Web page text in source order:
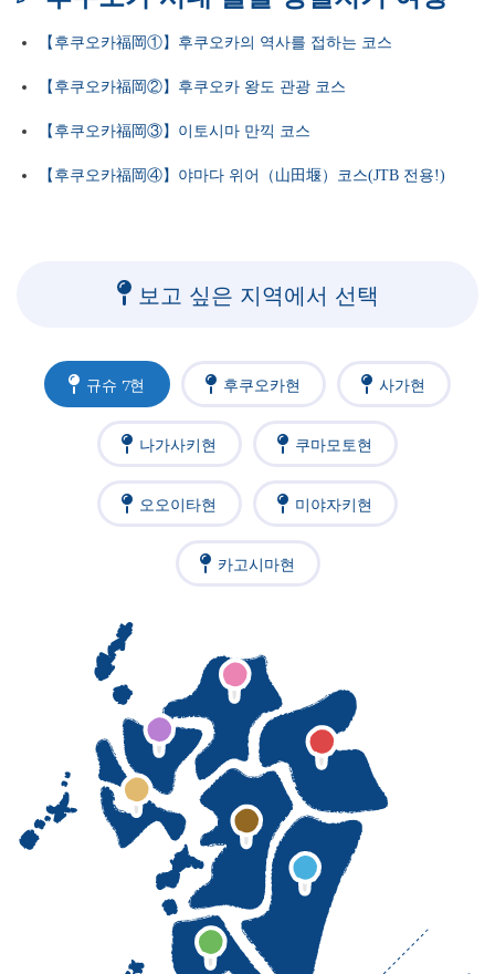
【후쿠오카福岡①】후쿠오카의 역사를 접하는 코스
【후쿠오카福岡②】후쿠오카 왕도 관광 코스
【후쿠오카福岡③】이토시마 만끽 코스
【후쿠오카福岡④】야마다 위어（山田堰）코스(JTB 전용!)
보고 싶은 지역에서 선택
규슈 7현 후쿠오카현 사가현
나가사키현 쿠마모토현
오오이타현 미야자키현
카고시마현